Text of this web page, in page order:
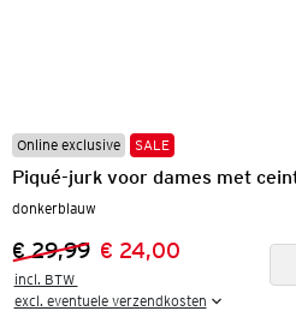
Online exclusive SALE
Piqué-jurk voor dames met
donkerblauw
Vorige prijs:
€ 29,99
Nieuwe prijs:€ 24,00
incl. BTW
excl. eventuele verzendkosten